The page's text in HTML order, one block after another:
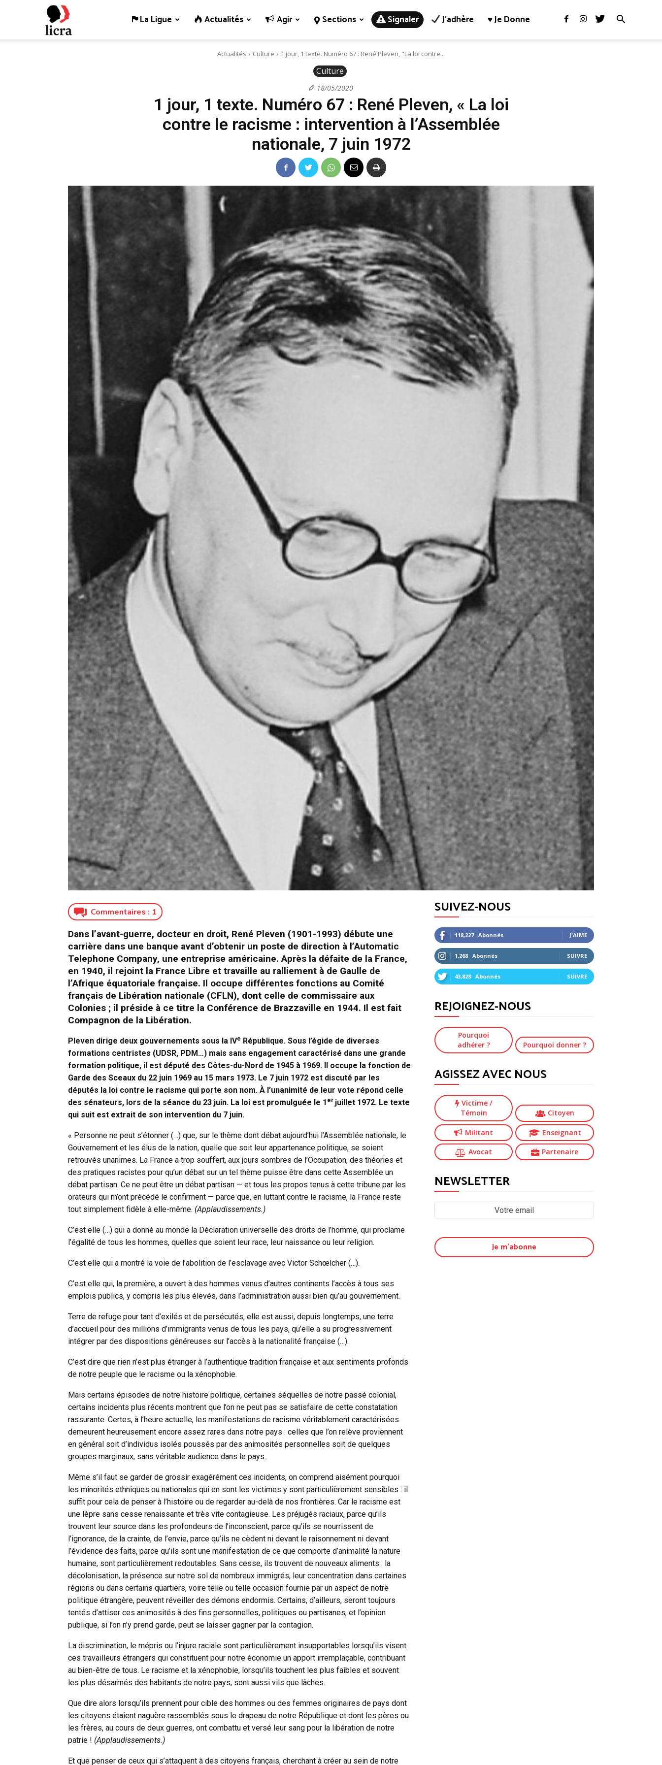
La Ligue Actualités Agir Sections Signaler J’adhère ♥ Je Donne
Actualités Culture 1 jour, 1 texte. Numéro 67 : René Pleven, "La loi contre...
Culture
18/05/2020
1 jour, 1 texte. Numéro 67 : René Pleven, « La loi
contre le racisme : intervention à l’Assemblée
nationale, 7 juin 1972
Commentaires : 1
Dans l’avant-guerre, docteur en droit, René Pleven (1901-1993) débute une
carrière dans une banque avant d’obtenir un poste de direction à l’Automatic
Telephone Company, une entreprise américaine. Après la défaite de la France,
en 1940, il rejoint la France Libre et travaille au ralliement à de Gaulle de
l’Afrique équatoriale française. Il occupe différentes fonctions au Comité
français de Libération nationale (CFLN), dont celle de commissaire aux
Colonies ; il préside à ce titre la Conférence de Brazzaville en 1944. Il est fait
Compagnon de la Libération.
Pleven dirige deux gouvernements sous la IVe République. Sous l’égide de diverses
formations centristes (UDSR, PDM…) mais sans engagement caractérisé dans une grande
formation politique, il est député des Côtes-du-Nord de 1945 à 1969. Il occupe la fonction de
Garde des Sceaux du 22 juin 1969 au 15 mars 1973. Le 7 juin 1972 est discuté par les
députés la loi contre le racisme qui porte son nom. À l’unanimité de leur vote répond celle
des sénateurs, lors de la séance du 23 juin. La loi est promulguée le 1 er juillet 1972. Le texte
qui suit est extrait de son intervention du 7 juin.
« Personne ne peut s’étonner (…) que, sur le thème dont débat aujourd’hui l’Assemblée nationale, le
Gouvernement et les élus de la nation, quelle que soit leur appartenance politique, se soient
retrouvés unanimes. La France a trop souffert, aux jours sombres de l’Occupation, des théories et
des pratiques racistes pour qu’un débat sur un tel thème puisse être dans cette Assemblée un
débat partisan. Ce ne peut être un débat partisan — et tous les propos tenus à cette tribune par les
orateurs qui m’ont précédé le confirment — parce que, en luttant contre le racisme, la France reste
tout simplement fidèle à elle-même. (Applaudissements.)
C’est elle (…) qui a donné au monde la Déclaration universelle des droits de l’homme, qui proclame
l’égalité de tous les hommes, quelles que soient leur race, leur naissance ou leur religion.
C’est elle qui a montré la voie de l’abolition de l’esclavage avec Victor Schœlcher (…).
C’est elle qui, la première, a ouvert à des hommes venus d’autres continents l’accès à tous ses
emplois publics, y compris les plus élevés, dans l’administration aussi bien qu’au gouvernement.
Terre de refuge pour tant d’exilés et de persécutés, elle est aussi, depuis longtemps, une terre
d’accueil pour des millions d’immigrants venus de tous les pays, qu’elle a su progressivement
intégrer par des dispositions généreuses sur l’accès à la nationalité française (…).
C’est dire que rien n’est plus étranger à l’authentique tradition française et aux sentiments profonds
de notre peuple que le racisme ou la xénophobie.
Mais certains épisodes de notre histoire politique, certaines séquelles de notre passé colonial,
certains incidents plus récents montrent que l’on ne peut pas se satisfaire de cette constatation
rassurante. Certes, à l’heure actuelle, les manifestations de racisme véritablement caractérisées
demeurent heureusement encore assez rares dans notre pays : celles que l’on relève proviennent
en général soit d’individus isolés poussés par des animosités personnelles soit de quelques
groupes marginaux, sans véritable audience dans le pays.
Même s’il faut se garder de grossir exagérément ces incidents, on comprend aisément pourquoi
les minorités ethniques ou nationales qui en sont les victimes y sont particulièrement sensibles : il
suffit pour cela de penser à l’histoire ou de regarder au-delà de nos frontières. Car le racisme est
une lèpre sans cesse renaissante et très vite contagieuse. Les préjugés raciaux, parce qu’ils
trouvent leur source dans les profondeurs de l’inconscient, parce qu’ils se nourrissent de
l’ignorance, de la crainte, de l’envie, parce qu’ils ne cèdent ni devant le raisonnement ni devant
l’évidence des faits, parce qu’ils sont une manifestation de ce que comporte d’animalité la nature
humaine, sont particulièrement redoutables. Sans cesse, ils trouvent de nouveaux aliments : la
décolonisation, la présence sur notre sol de nombreux immigrés, leur concentration dans certaines
régions ou dans certains quartiers, voire telle ou telle occasion fournie par un aspect de notre
politique étrangère, peuvent réveiller des démons endormis. Certains, d’ailleurs, seront toujours
tentés d’attiser ces animosités à des fins personnelles, politiques ou partisanes, et l’opinion
publique, si l’on n’y prend garde, peut se laisser gagner par la contagion.
La discrimination, le mépris ou l’injure raciale sont particulièrement insupportables lorsqu’ils visent
ces travailleurs étrangers qui constituent pour notre économie un apport irremplaçable, contribuant
au bien-être de tous. Le racisme et la xénophobie, lorsqu’ils touchent les plus faibles et souvent
les plus désarmés des habitants de notre pays, sont aussi vils que lâches.
Que dire alors lorsqu’ils prennent pour cible des hommes ou des femmes originaires de pays dont
les citoyens étaient naguère rassemblés sous le drapeau de notre République et dont les pères ou
les frères, au cours de deux guerres, ont combattu et versé leur sang pour la libération de notre
patrie ! (Applaudissements.)
Et que penser de ceux qui s’attaquent à des citoyens français, cherchant à créer au sein de notre
SUIVEZ-NOUS
118,227 Abonnés J'AIME
1,268 Abonnés SUIVRE
43,828 Abonnés SUIVRE
REJOIGNEZ-NOUS
Pourquoi
adhérer ?
Pourquoi donner ?
AGISSEZ AVEC NOUS
Victime/
Témoin
Citoyen
Militant Enseignant
Avocat Partenaire
NEWSLETTER